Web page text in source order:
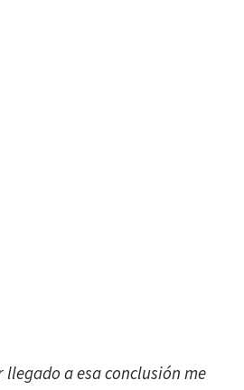
llegado a esa conclusión me